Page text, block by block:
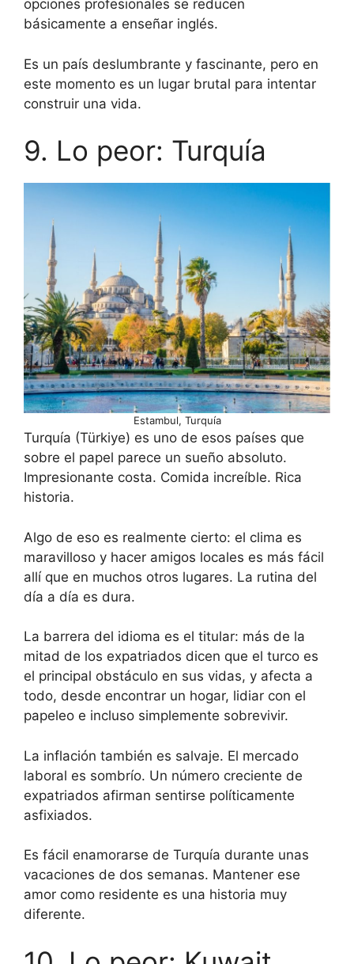
opciones profesionales se reducen
básicamente a enseñar inglés.
Es un país deslumbrante y fascinante, pero en
este momento es un lugar brutal para intentar
construir una vida.
9. Lo peor: Turquía
Estambul, Turquía
Turquía (Türkiye) es uno de esos países que
sobre el papel parece un sueño absoluto.
Impresionante costa. Comida increíble. Rica
historia.
Algo de eso es realmente cierto: el clima es
maravilloso y hacer amigos locales es más fácil
allí que en muchos otros lugares. La rutina del
día a día es dura.
La barrera del idioma es el titular: más de la
mitad de los expatriados dicen que el turco es
el principal obstáculo en sus vidas, y afecta a
todo, desde encontrar un hogar, lidiar con el
papeleo e incluso simplemente sobrevivir.
La inflación también es salvaje. El mercado
laboral es sombrío. Un número creciente de
expatriados afirman sentirse políticamente
asfixiados.
Es fácil enamorarse de Turquía durante unas
vacaciones de dos semanas. Mantener ese
amor como residente es una historia muy
diferente.